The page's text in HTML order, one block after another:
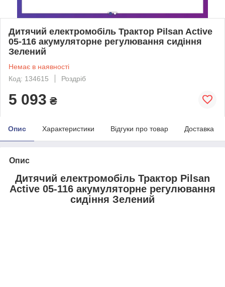
Дитячий електромобіль Трактор Pilsan Active
05-116 акумуляторне регулювання сидіння
Зелений
Немає в наявності
Код: 134615
Роздріб
5 093 ₴
Опис Характеристики Відгуки про товар Доставка
Опис
Дитячий електромобіль Трактор Pilsan
Active 05-116 акумуляторне регулювання
сидіння Зелений